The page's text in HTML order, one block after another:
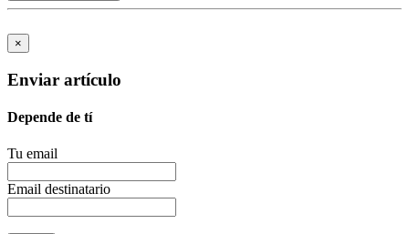
×
Enviar artículo
Depende de tí
Tu email
Email destinatario